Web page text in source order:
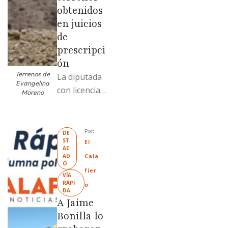
Terrenos de
Evangelina
Moreno
obtenidos
en juicios
de
prescripci
ón
La diputada
con licencia
antecedente
s de
prescripción
positiva; uno
fue
revendido
329% por
encima …
DE
ST
AC
AD
O
VÍA
RÁPI
DA
Por:
El
Cala
fier
o
A Jaime
Bonilla lo